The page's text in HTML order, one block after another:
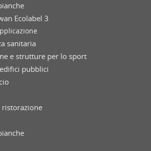
Ecolabel 3
sanitaria
e strutture per lo sport
pubblici
ristorazione